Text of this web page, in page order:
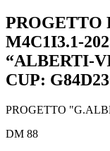
PROGETTO
M4C1I3.1-
“ALBERTI-
CUP:
PROGETTO
DM 88